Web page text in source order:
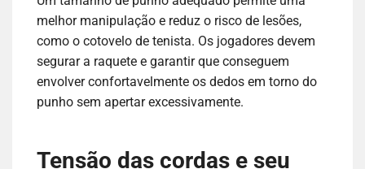
melhor manipulação e reduz o risco de lesões,
como o cotovelo de tenista. Os jogadores devem
segurar a raquete e garantir que conseguem
envolver confortavelmente os dedos em torno do
punho sem apertar excessivamente.
Tensão das cordas e seu